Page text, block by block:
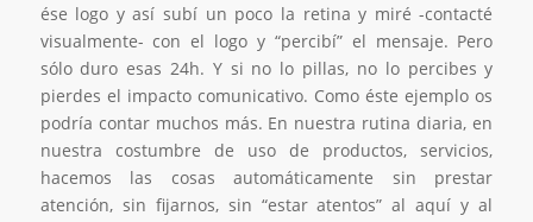
ése logo y así subí un poco la retina y miré -contacté
visualmente- con el logo y “percibí” el mensaje. Pero
sólo duro esas 24h. Y si no lo pillas, no lo percibes y
pierdes el impacto comunicativo. Como éste ejemplo os
podría contar muchos más. En nuestra rutina diaria, en
nuestra costumbre de uso de productos, servicios,
hacemos las cosas automáticamente sin prestar
atención, sin fijarnos, sin “estar atentos” al aquí y al